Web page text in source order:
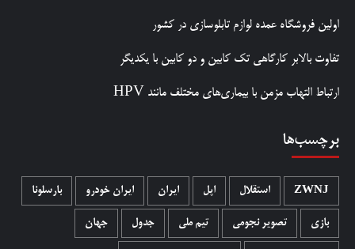
اولین فروشگاه عمده لوازم تابلوسازی در کشور
تفاوت بالابر کارگاهی تک کابین و دو کابین با یکدیگر
ارتباط التهاب مزمن با بیماری‌های مختلف مانند HPV
برچسب‌ها
ZWNJ استقلال اپل ایران ایران خودرو بارسلونا
بازی تصویر نجومی تیم ملی جدول جهان